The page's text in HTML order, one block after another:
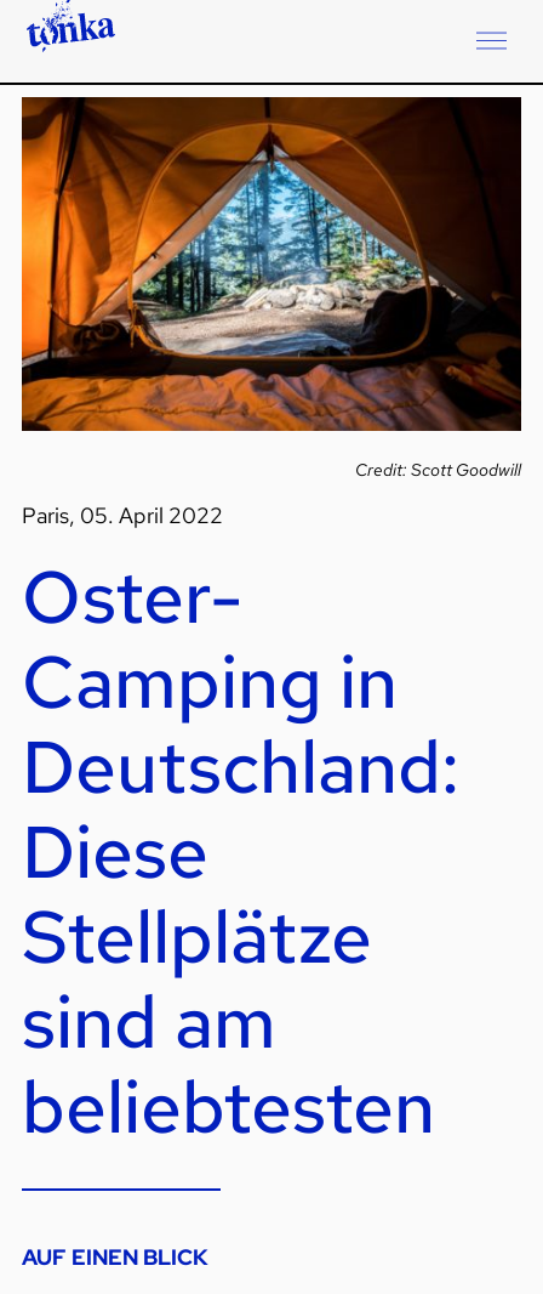
Credit: Scott Goodwill
Paris, 05. April 2022
Oster-
Camping in
Deutschland:
Diese
Stellplätze
sind am
beliebtesten
AUF EINEN BLICK